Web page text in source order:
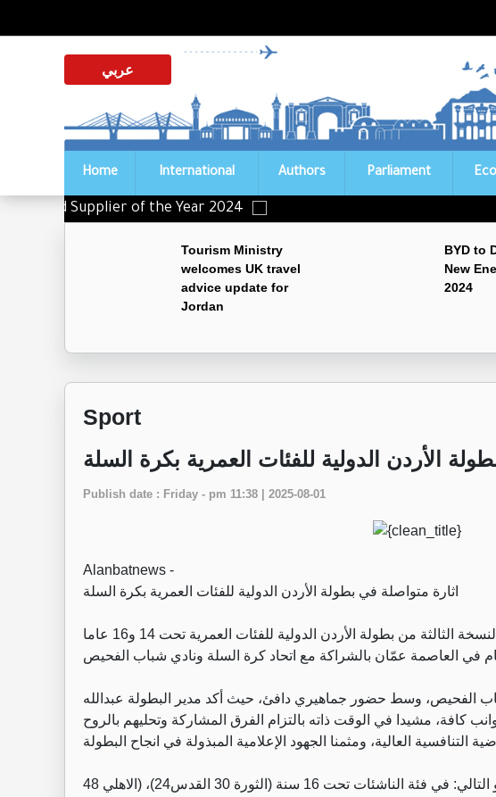
عربي
Home International Authors Parliament
Supplier of the Year 2024
Tourism Ministry
welcomes UK travel
advice update for
Jordan
BYD to
New
2024
Sport
الأردن الدولية للفئات العمرية بكرة السلة
Publish date : Friday - pm 11:38 | 2025-08-01
Alanbatnews -
‏عمان - تتواصل فصول الإثارة في منافسات النسخة الثالثة من بطولة الأردن الدولية للفئات العمرية تحت 14 و16 عاما
الفحيص، وسط حضور جماهيري دافئ، حيث أكد مدير البطولة عبدالله
كافة، مشيدا في الوقت ذاته بالتزام الفرق المشاركة وتحليهم بالروح
‏وجاءت نتائج اليوم الجمعة على النحو التالي: في فئة الناشئات تحت 16 سنة (الثورة 30 القدس24)، (الاهلي 48